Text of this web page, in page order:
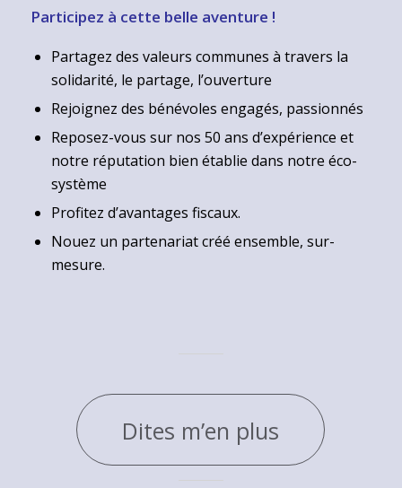
Participez à cette belle aventure !
Partagez des valeurs communes à travers la
solidarité, le partage, l’ouverture
Rejoignez des bénévoles engagés, passionnés
Reposez-vous sur nos 50 ans d’expérience et
notre réputation bien établie dans notre éco-
système
Profitez d’avantages fiscaux.
Nouez un partenariat créé ensemble, sur-
mesure.
Dites m’en plus